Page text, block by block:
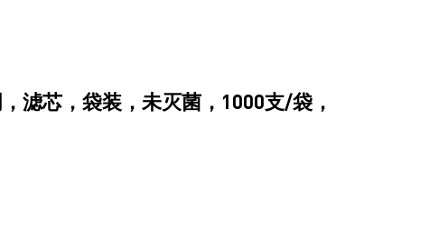
滤芯，袋装，未灭菌，1000支/袋，